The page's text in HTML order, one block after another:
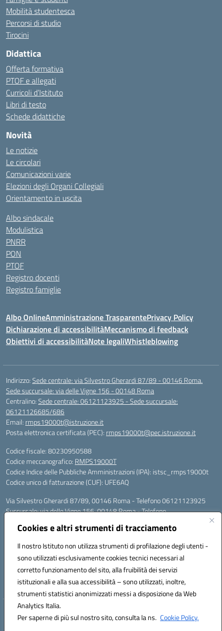
Cookies e altri strumenti di tracciamento
Il nostro Istituto non utilizza strumenti di profilazione degli utenti -
sono utilizzati esclusivamente cookies tecnici necessari al
corretto funzionamento del sito, alla fruibilità dei servizi
istituzionali e alla sua accessibilità – sono utilizzati, inoltre,
strumenti statistici anonimizzati messi a disposizione da Web
Analytics Italia.
Per saperne di più sul nostro sito, consulta la ns. Cookie Policy.
Mobilità studentesca
Percorsi di studio
Tirocini
Didattica
Offerta formativa
PTOF e allegati
Curricoli d’Istituto
Libri di testo
Schede didattiche
Novità
Le notizie
Le circolari
Comunicazioni varie
Elezioni degli Organi Collegiali
Orientamento in uscita
Albo sindacale
Modulistica
PNRR
PON
PTOF
Registro docenti
Registro famiglie
Albo OnlineAmministrazione TrasparentePrivacy Policy
Dichiarazione di accessibilitàMeccanismo di feedback
Obiettivi di accessibilitàNote legaliWhistleblowing
Indirizzo:Sede centrale: via Silvestro Gherardi 87/89 - 00146 Roma.
Sede succursale: via delle Vigne 156 - 00148 Roma
Centralino:Sede centrale: 06121123925 - Sede succursale:
06121126685/686
Email: rmps19000t@istruzione.it
Posta elettronica certificata (PEC): rmps19000t@pec.istruzione.it
Codice fiscale: 80230950588
Codice meccanografico: RMPS19000T
Codice Indice delle Pubbliche Amministrazioni (IPA): istsc_rmps19000t
Codice unico di fatturazione (CUF): UFE6AQ
Via Silvestro Gherardi 87/89, 00146 Roma - Telefono 06121123925
Succursale: via delle Vigne 156, 00148 Roma - Telefono
Mail: rmps19000t@istruzione.it - PEC: rmps19000t@pec.istruzione.it
Per contatti con il Dirigente Scolastico, utilizzare esclusivamente
Codice univoco ufficio: UFE6AQ
Codice meccanografico: RMPS19000T
Codice fiscale: 80230950588
Hosting & Powered by 3D Solution S.r.l.
Concept & Design by Designers Italia